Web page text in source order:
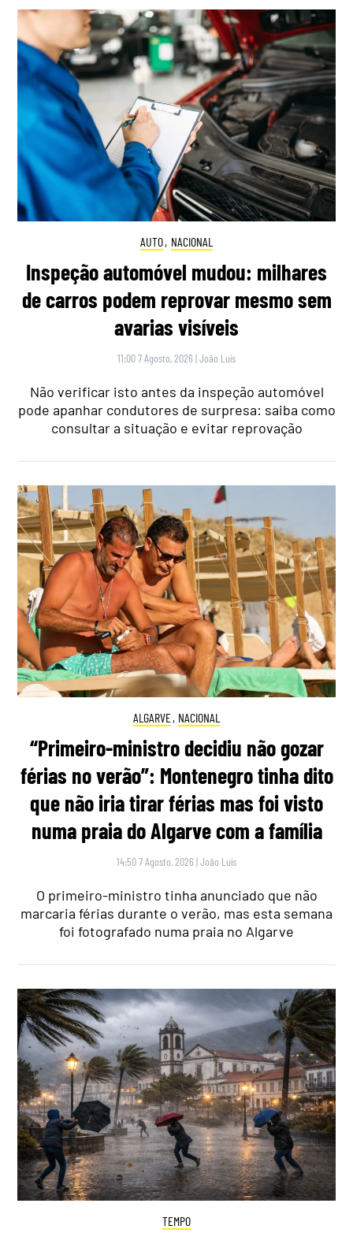
AUTO, NACIONAL
Inspeção automóvel mudou: milhares
de carros podem reprovar mesmo sem
avarias visíveis
11:00 7 Agosto, 2026 |João Luís
Não verificar isto antes da inspeção automóvel
pode apanhar condutores de surpresa: saiba como
consultar a situação e evitar reprovação
ALGARVE, NACIONAL
“Primeiro-ministro decidiu não gozar
férias no verão”: Montenegro tinha dito
que não iria tirar férias mas foi visto
numa praia do Algarve com a família
14:50 7 Agosto, 2026 |João Luís
O primeiro-ministro tinha anunciado que não
marcaria férias durante o verão, mas esta semana
foi fotografado numa praia no Algarve
TEMPO